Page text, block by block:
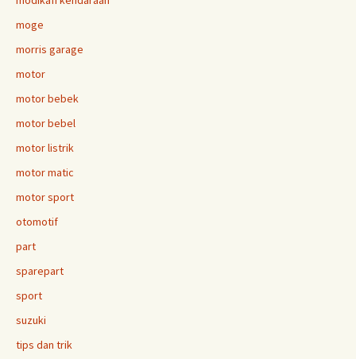
moge
morris garage
motor
motor bebek
motor bebel
motor listrik
motor matic
motor sport
otomotif
part
sparepart
sport
suzuki
tips dan trik